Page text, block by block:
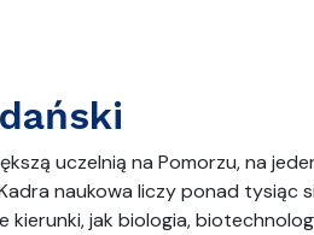
uczelnią na Pomorzu, na
naukowa liczy ponad tysiąc
jak biologia,